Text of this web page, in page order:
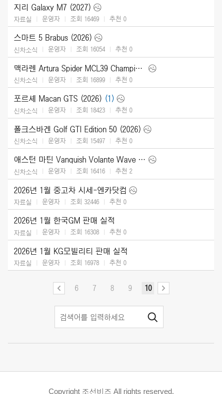
지리 Galaxy M7 (2027)
자료실 운영자 조회 16469 추천 0
스마트 5 Brabus (2026)
신차소식 운영자 조회 16054 추천 0
맥라렌 Artura Spider MCL39 Championship Edition (2026)
신차소식 운영자 조회 16899 추천 0
포르셰 Macan GTS (2026) (1)
신차소식 운영자 조회 18423 추천 0
폴크스바겐 Golf GTI Edition 50 (2026)
신차소식 운영자 조회 15497 추천 0
애스턴 마틴 Vanquish Volante Wave Edition (2026)
신차소식 운영자 조회 16416 추천 2
2026년 1월 중고차 시세-엔카닷컴
자료실 운영자 조회 32446 추천 0
2026년 1월 한국GM 판매 실적
자료실 운영자 조회 16308 추천 0
2026년 1월 KG모빌리티 판매 실적
자료실 운영자 조회 16978 추천 0
6 7 8 9 10
Copyright 조선비즈 All rights reserved.